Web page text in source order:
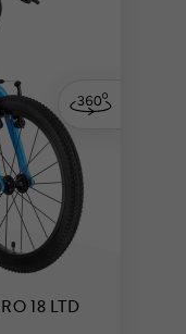
18 LTD